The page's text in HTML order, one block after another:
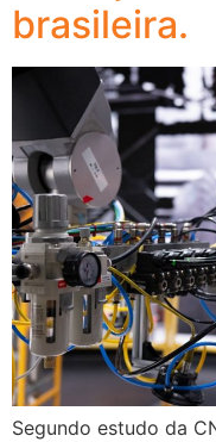
brasileira.
Segundo estudo da